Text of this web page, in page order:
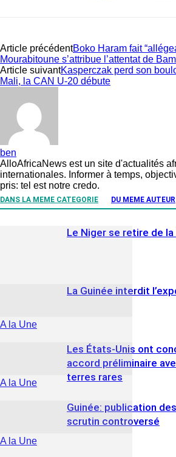
Article précédentBoko Haram fait
Mourabitoune s’attribue l’attentat de
Article suivantKasperczak perd son
Mali, la CAN U-20 débute
ben
AlloAfricaNews est un site d'actualités
internationales. Informer à temps,
pris: tel est notre credo.
DANS LA MEME CATEGORIE DU MEME AUTEUR
A la Une
Le Niger se retire de la
A la Une
La Guinée interdit
A la Une
Les États-Unis ont
accord préliminaire
terres rares
Guinée: publication
scrutin controversé